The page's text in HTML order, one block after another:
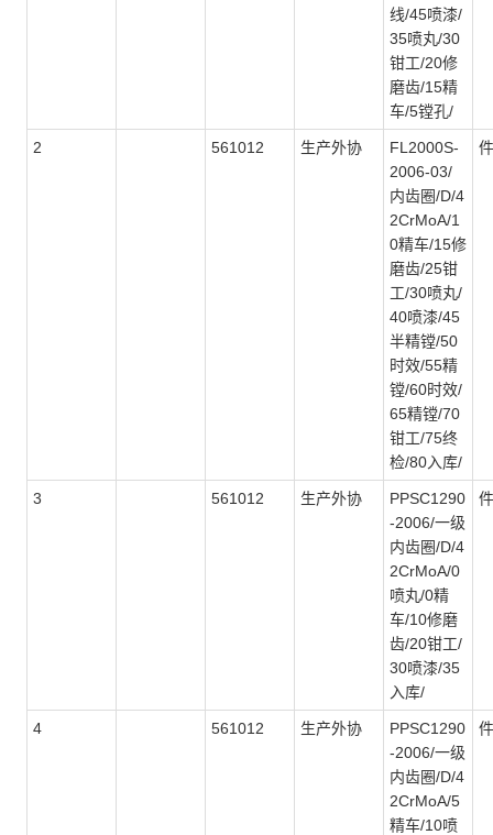
线/45喷漆/
35喷丸/30
钳工/20修
磨齿/15精
车/5镗孔/
2 561012 生产外协
FL2000S-
2006-03/
内齿圈/D/4
2CrMoA/1
0精车/15修
磨齿/25钳
工/30喷丸/
40喷漆/45
半精镗/50
时效/55精
镗/60时效/
65精镗/70
钳工/75终
检/80入库/
件
3 561012 生产外协
PPSC1290
-2006/一级
内齿圈/D/4
2CrMoA/0
喷丸/0精
车/10修磨
齿/20钳工/
30喷漆/35
入库/
件
4 561012 生产外协
PPSC1290
-2006/一级
内齿圈/D/4
2CrMoA/5
精车/10喷
件